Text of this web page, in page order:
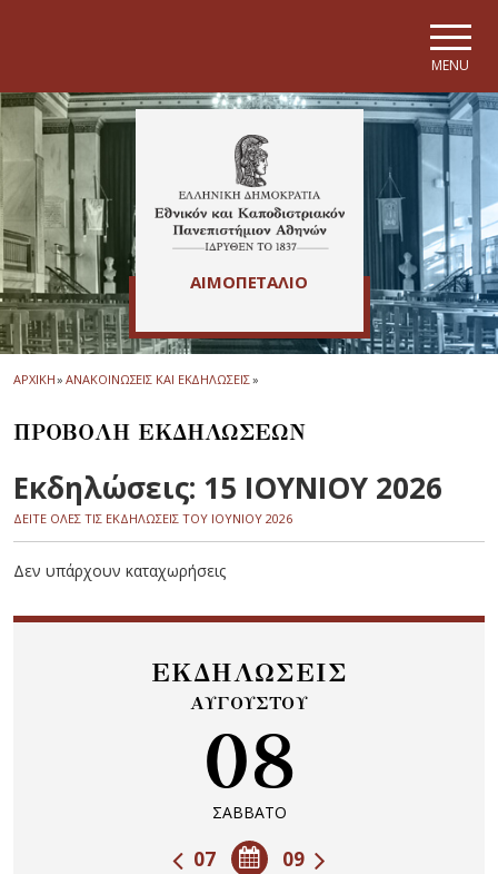
MENU
ΑΙΜΟΠΕΤΑΛΙΟ
ΑΡΧΙΚΗ» ΑΝΑΚΟΙΝΩΣΕΙΣ ΚΑΙ ΕΚΔΗΛΩΣΕΙΣ»
ΠΡΟΒΟΛΗ ΕΚΔΗΛΩΣΕΩΝ
Εκδηλώσεις: 15 ΙΟΥΝΙΟΥ 2026
ΔΕΙΤΕ ΟΛΕΣ ΤΙΣ ΕΚΔΗΛΩΣΕΙΣ ΤΟΥ ΙΟΥΝΙΟΥ 2026
Δεν υπάρχουν καταχωρήσεις
ΕΚΔΗΛΩΣΕΙΣ
ΑΥΓΟΥΣΤΟΥ
08
ΣΑΒΒΑΤΟ
09
07